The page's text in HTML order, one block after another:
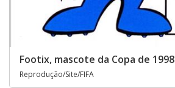
Footix, mascote da Copa de 1998
Reprodução/Site/FIFA